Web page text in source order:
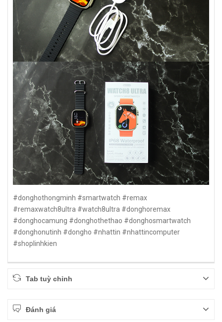
#donghothongminh #smartwatch #remax
#remaxwatch8ultra #watch8ultra #donghoremax
#donghocamung #donghothethao #donghosmartwatch
#donghonutinh #dongho #nhattin #nhattincomputer
#shoplinhkien
Tab tuỳ chỉnh
Đánh giá